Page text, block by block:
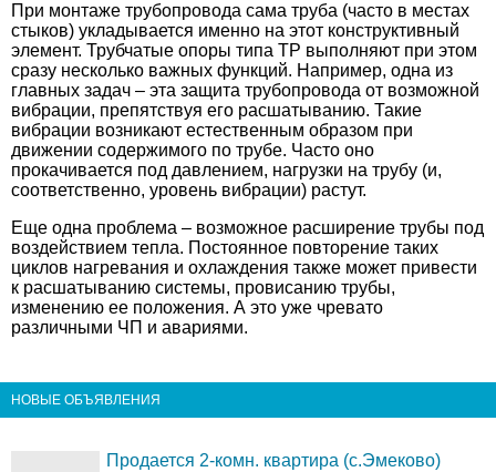
При монтаже трубопровода сама труба (часто в местах
стыков) укладывается именно на этот конструктивный
элемент. Трубчатые опоры типа ТР выполняют при этом
сразу несколько важных функций. Например, одна из
главных задач – эта защита трубопровода от возможной
вибрации, препятствуя его расшатыванию. Такие
вибрации возникают естественным образом при
движении содержимого по трубе. Часто оно
прокачивается под давлением, нагрузки на трубу (и,
соответственно, уровень вибрации) растут.
Еще одна проблема – возможное расширение трубы под
воздействием тепла. Постоянное повторение таких
циклов нагревания и охлаждения также может привести
к расшатыванию системы, провисанию трубы,
изменению ее положения. А это уже чревато
различными ЧП и авариями.
НОВЫЕ ОБЪЯВЛЕНИЯ
Продается 2-комн. квартира (с.Эмеково)